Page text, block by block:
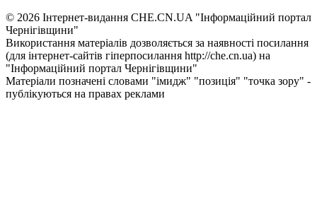
© 2026 Інтернет-видання CHE.CN.UA "Інформаційний портал
Чернiгiвщини"
Використання матеріалів дозволяється за наявності посилання
(для інтернет-сайтів гіперпосилання http://che.cn.ua) на
"Інформаційний портал Чернiгiвщини"
Матеріали позначені словами "імидж" "позиція" "точка зору" -
публікуються на правах реклами